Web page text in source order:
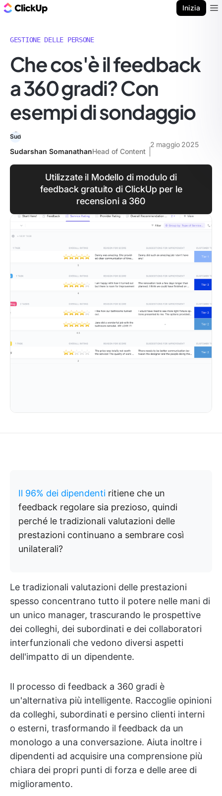
Inizia
GESTIONE DELLE PERSONE
Che cos'è il feedback
a 360 gradi? Con
esempi di sondaggio
Sudarshan SomanathanHead of Content
2 maggio 2025
Utilizzate il Modello di modulo di
feedback gratuito di ClickUp per le
recensioni a 360
Il 96% dei dipendenti ritiene che un
feedback regolare sia prezioso, quindi
perché le tradizionali valutazioni delle
prestazioni continuano a sembrare così
unilaterali?
Le tradizionali valutazioni delle prestazioni
spesso concentrano tutto il potere nelle mani di
un unico manager, trascurando le prospettive
dei colleghi, dei subordinati e dei collaboratori
interfunzionali che vedono diversi aspetti
dell'impatto di un dipendente.
Il processo di feedback a 360 gradi è
un'alternativa più intelligente. Raccoglie opinioni
da colleghi, subordinati e persino clienti interni
o esterni, trasformando il feedback da un
monologo a una conversazione. Aiuta inoltre i
dipendenti ad acquisire una comprensione più
chiara dei propri punti di forza e delle aree di
miglioramento.